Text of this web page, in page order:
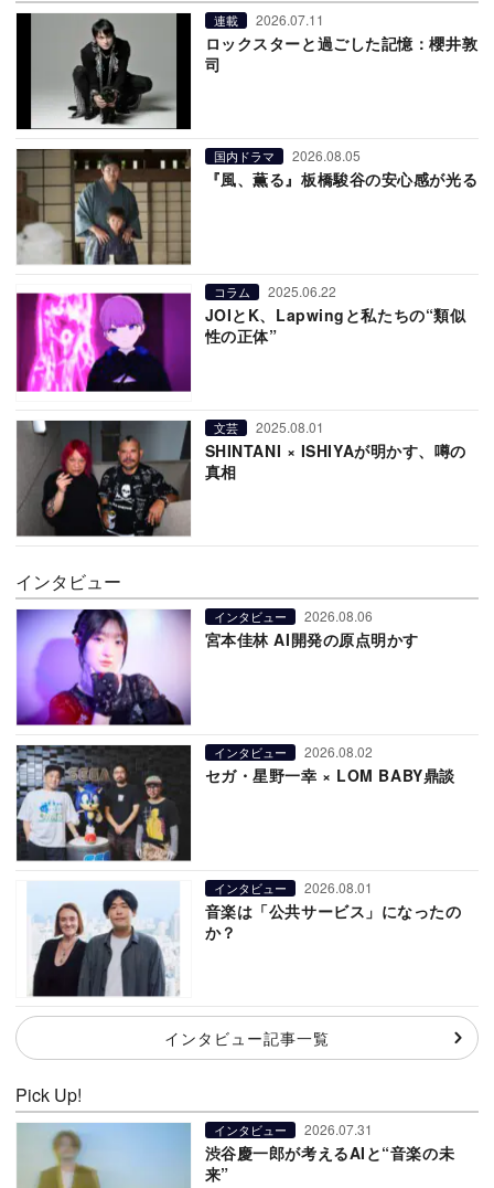
連載 2026.07.11
ロックスターと過ごした記憶：櫻井敦
司
国内ドラマ 2026.08.05
『風、薫る』板橋駿谷の安心感が光る
コラム 2025.06.22
JOIとK、Lapwingと私たちの“類似
性の正体”
文芸 2025.08.01
SHINTANI × ISHIYAが明かす、噂の
真相
インタビュー
インタビュー 2026.08.06
宮本佳林 AI開発の原点明かす
インタビュー 2026.08.02
セガ・星野一幸 × LOM BABY鼎談
インタビュー 2026.08.01
音楽は「公共サービス」になったの
か？
インタビュー記事一覧
Pick Up!
インタビュー 2026.07.31
渋谷慶一郎が考えるAIと“音楽の未
来”